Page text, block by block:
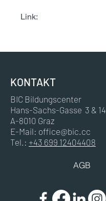
Link:
KONTAKT
BIC Bildungscenter
Hans-Sachs-Gasse 3 & 14
A-8010 Graz
E-Mail: office@bic.cc
Tel.: +43 699 12404408
AGB